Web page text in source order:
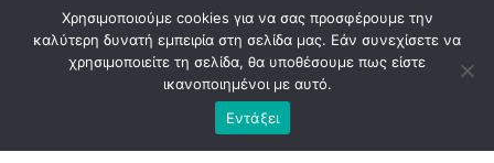
Χρησιμοποιούμε cookies για να σας προσφέρουμε την
καλύτερη δυνατή εμπειρία στη σελίδα μας. Εάν συνεχίσετε να
χρησιμοποιείτε τη σελίδα, θα υποθέσουμε πως είστε
ικανοποιημένοι με αυτό.
Εντάξει